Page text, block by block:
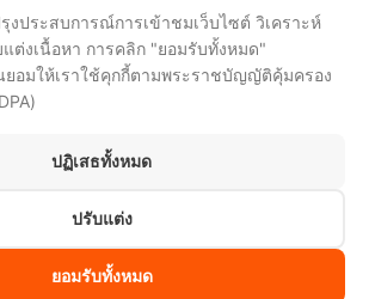
ปฏิบัติราชการ
ทาง
อิเล็กทรอนิกส์
พ.ศ. 2565
Digital Government Development Agency
งประสบการณ์การเข้าชมเว็บไซต์ วิเคราะห์
ต่งเนื้อหา การคลิก "ยอมรับทั้งหมด"
อมให้เราใช้คุกกี้ตามพระราชบัญญัติคุ้มครอง
ปฏิเสธทั้งหมด
ปรับแต่ง
ยอมรับทั้งหมด